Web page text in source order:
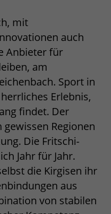
mit
auch
Anbieter für
am
Sport in
Erlebnis,
findet. Der
Regionen
Die Fritschi-
Jahr für Jahr.
die Kirgisen ihr
aus
von stabilen